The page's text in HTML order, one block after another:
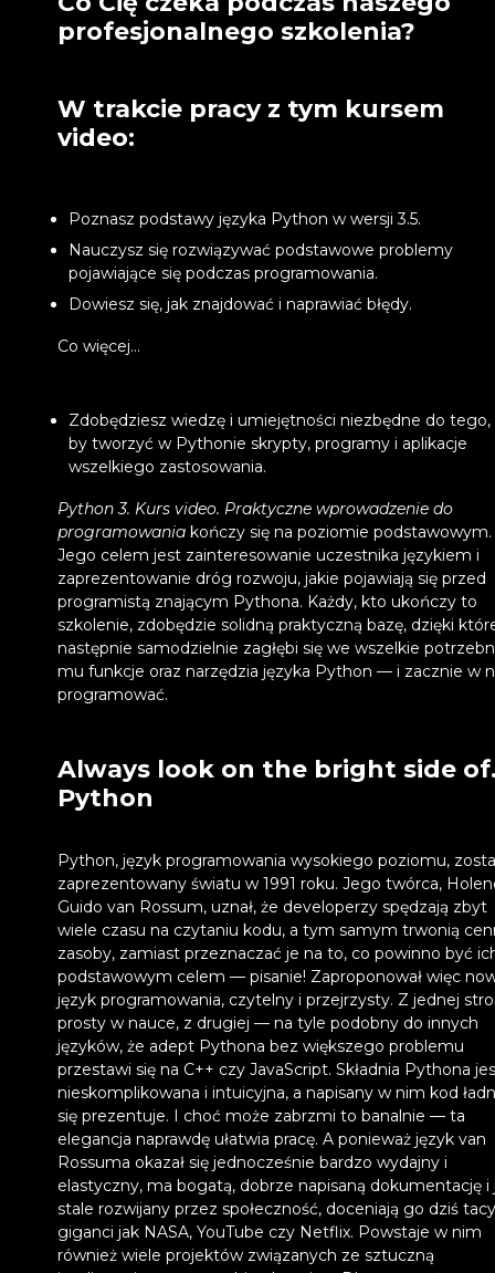
profesjonalnego szkolenia?
W trakcie pracy z tym kursem
video:
Poznasz podstawy języka Python w wersji 3.5.
Nauczysz się rozwiązywać podstawowe problemy
pojawiające się podczas programowania.
Dowiesz się, jak znajdować i naprawiać błędy.
Co więcej...
Zdobędziesz wiedzę i umiejętności niezbędne do tego,
by tworzyć w Pythonie skrypty, programy i aplikacje
wszelkiego zastosowania.
Python 3. Kurs video. Praktyczne wprowadzenie do
programowania kończy się na poziomie podstawowym.
Jego celem jest zainteresowanie uczestnika językiem i
zaprezentowanie dróg rozwoju, jakie pojawiają się przed
programistą znającym Pythona. Każdy, kto ukończy to
szkolenie, zdobędzie solidną praktyczną bazę, dzięki
następnie samodzielnie zagłębi się we wszelkie
mu funkcje oraz narzędzia języka Python — i zacznie w
programować.
Always look on the bright side
Python
Python, język programowania wysokiego poziomu,
zaprezentowany światu w 1991 roku. Jego twórca,
Guido van Rossum, uznał, że developerzy spędzają zbyt
wiele czasu na czytaniu kodu, a tym samym trwonią
zasoby, zamiast przeznaczać je na to, co powinno być
podstawowym celem — pisanie! Zaproponował więc
język programowania, czytelny i przejrzysty. Z jednej
prosty w nauce, z drugiej — na tyle podobny do innych
języków, że adept Pythona bez większego problemu
przestawi się na C++ czy JavaScript. Składnia Pythona
nieskomplikowana i intuicyjna, a napisany w nim kod
się prezentuje. I choć może zabrzmi to banalnie — ta
elegancja naprawdę ułatwia pracę. A ponieważ język van
Rossuma okazał się jednocześnie bardzo wydajny i
elastyczny, ma bogatą, dobrze napisaną dokumentację i
stale rozwijany przez społeczność, doceniają go dziś tacy
giganci jak NASA, YouTube czy Netflix. Powstaje w nim
również wiele projektów związanych ze sztuczną